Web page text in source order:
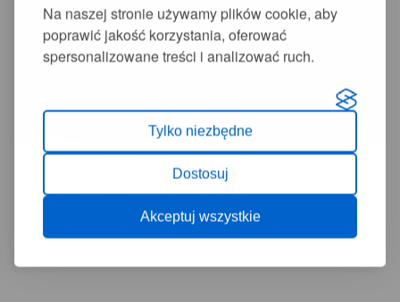
Na naszej stronie używamy plików cookie, aby
poprawić jakość korzystania, oferować
spersonalizowane treści i analizować ruch.
Tylko niezbędne
Dostosuj
Akceptuj wszystkie
Wyjście zaczynamy od "Izerskiej Łąki", ul. Rolnicza 7.
Spacerkiem idziemy na Łąki Gór i Pogórza.
Wstęp Wolny